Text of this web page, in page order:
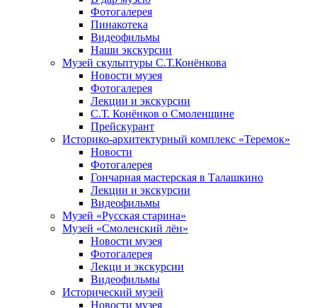
Фотогалерея
Пинакотека
Видеофильмы
Наши экскурсии
Музей скульптуры С.Т.Конёнкова
Новости музея
Фотогалерея
Лекции и экскурсии
С.Т. Конёнков о Смоленщине
Прейскурант
Историко-архитектурный комплекс «Теремок»
Новости
Фотогалерея
Гончарная мастерская в Талашкино
Лекции и экскурсии
Видеофильмы
Музей «Русская старина»
Музей «Смоленский лён»
Новости музея
Фотогалерея
Лекци и экскурсии
Видеофильмы
Исторический музей
Новости музея